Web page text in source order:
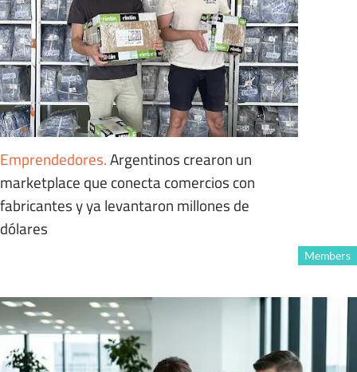
Emprendedores.Argentinos crearon un
marketplace que conecta comercios con
fabricantes y ya levantaron millones de
dólares
Members